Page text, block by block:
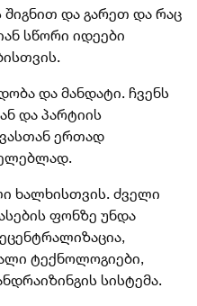
და გარეთ და რაც
სწორი იდეები
და მანდატი. ჩვენს
და პარტიის
ერთად
ხალხისთვის. ძველი
ფონზე უნდა
ტექნოლოგიები,
სისტემა.